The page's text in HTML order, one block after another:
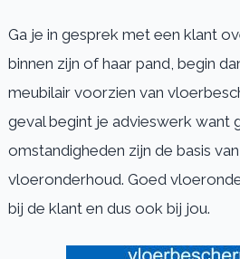
Ga je in gesprek met een klant
binnen zijn of haar pand, begin
meubilair voorzien van
geval begint je advieswerk want
omstandigheden zijn de basis
vloeronderhoud. Goed
bij de klant en dus ook bij jou.